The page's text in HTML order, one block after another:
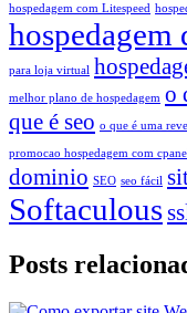
hospedagem com Litespeed
hospedagem
para loja virtual
melhor plano de hospedagem o
que é seo o que é uma
promocao hospedagem com cpanel
dominio SEO seo fácil
Softaculous
Posts